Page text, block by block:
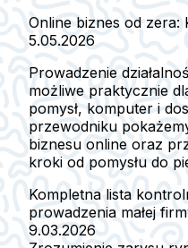
Online biznes od
5.05.2026
Prowadzenie
możliwe praktycznie
pomysł, komputer i
przewodniku
biznesu online oraz
kroki od pomysłu do
Kompletna lista
prowadzenia małej
9.03.2026